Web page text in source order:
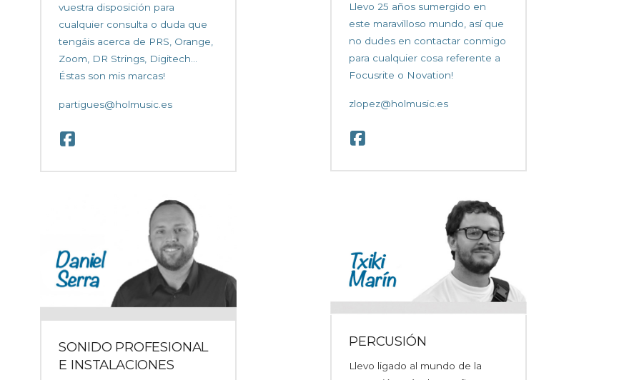
vuestra disposición para
cualquier consulta o duda que
tengáis acerca de PRS, Orange,
Zoom, DR Strings, Digitech...
Éstas son mis marcas!
partigues@holmusic.es
Llevo 25 años sumergido en
este maravilloso mundo, así que
no dudes en contactar conmigo
para cualquier cosa referente a
Focusrite o Novation!
zlopez@holmusic.es
SONIDO PROFESIONAL
E INSTALACIONES
PERCUSIÓN
Llevo ligado al mundo de la